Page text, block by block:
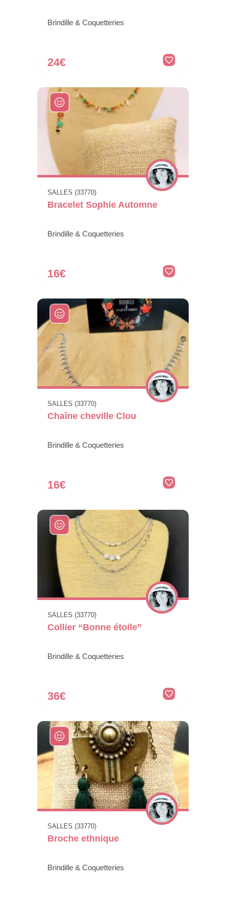
Brindille & Coquetteries
24€
SALLES (33770)
Bracelet Sophie Automne
Brindille & Coquetteries
16€
SALLES (33770)
Chaîne cheville Clou
Brindille & Coquetteries
16€
SALLES (33770)
Collier “Bonne étoile”
Brindille & Coquetteries
36€
SALLES (33770)
Broche ethnique
Brindille & Coquetteries